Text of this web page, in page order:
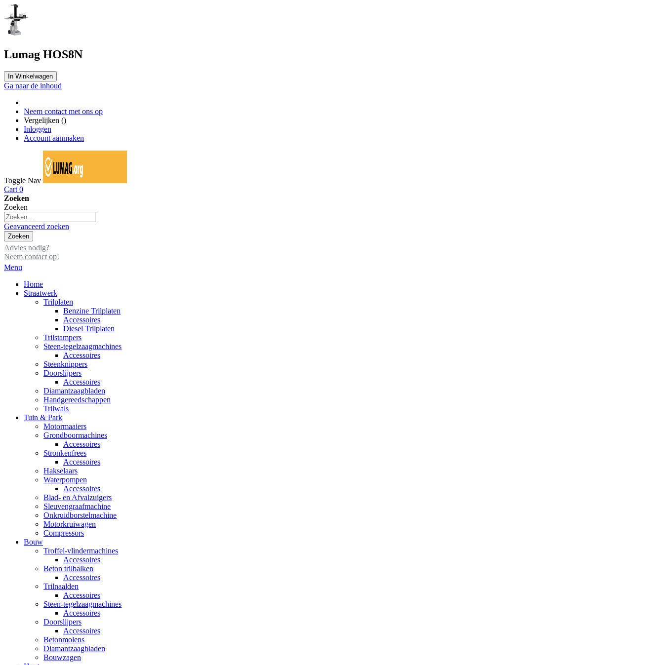
Lumag HOS8N
In Winkelwagen
Ga naar de inhoud
Neem contact met ons op
Vergelijken ()
Inloggen
Account aanmaken
Toggle Nav
Cart 0
Zoeken
Zoeken
Geavanceerd zoeken
Zoeken
Advies nodig?
Neem contact op!
Menu
Home
Straatwerk
Trilplaten
Benzine Trilplaten
Accessoires
Diesel Trilplaten
Trilstampers
Steen-tegelzaagmachines
Accessoires
Steenknippers
Doorslijpers
Accessoires
Diamantzaagbladen
Handgereedschappen
Trilwals
Tuin & Park
Motormaaiers
Grondboormachines
Accessoires
Stronkenfrees
Accessoires
Hakselaars
Waterpompen
Accessoires
Blad- en Afvalzuigers
Sleuvengraafmachine
Onkruidborstelmachine
Motorkruiwagen
Compressors
Bouw
Troffel-vlindermachines
Accessoires
Beton trilbalken
Accessoires
Trilnaalden
Accessoires
Steen-tegelzaagmachines
Accessoires
Doorslijpers
Accessoires
Betonmolens
Diamantzaagbladen
Bouwzagen